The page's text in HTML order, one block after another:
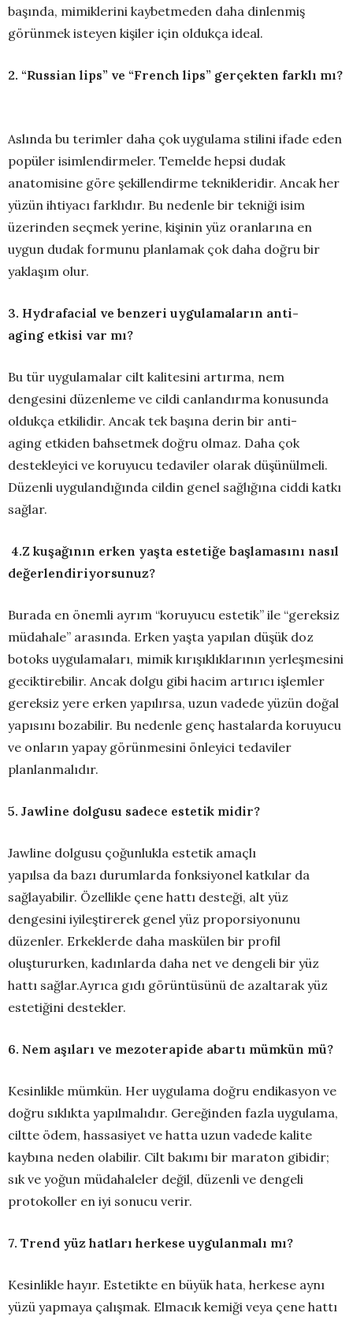
başında, mimiklerini kaybetmeden daha dinlenmiş
görünmek isteyen kişiler için oldukça ideal.
2. “Russian lips” ve “French lips” gerçekten farklı mı?
Aslında bu terimler daha çok uygulama stilini ifade eden
popüler isimlendirmeler. Temelde hepsi dudak
anatomisine göre şekillendirme teknikleridir. Ancak her
yüzün ihtiyacı farklıdır. Bu nedenle bir tekniği isim
üzerinden seçmek yerine, kişinin yüz oranlarına en
uygun dudak formunu planlamak çok daha doğru bir
yaklaşım olur.
3. Hydrafacial ve benzeri uygulamaların anti-
aging etkisi var mı?
Bu tür uygulamalar cilt kalitesini artırma, nem
dengesini düzenleme ve cildi canlandırma konusunda
oldukça etkilidir. Ancak tek başına derin bir anti-
aging etkiden bahsetmek doğru olmaz. Daha çok
destekleyici ve koruyucu tedaviler olarak düşünülmeli.
Düzenli uygulandığında cildin genel sağlığına ciddi katkı
sağlar.
4.Z kuşağının erken yaşta estetiğe başlamasını nasıl
değerlendiriyorsunuz?
Burada en önemli ayrım “koruyucu estetik” ile “gereksiz
müdahale” arasında. Erken yaşta yapılan düşük doz
botoks uygulamaları, mimik kırışıklıklarının yerleşmesini
geciktirebilir. Ancak dolgu gibi hacim artırıcı işlemler
gereksiz yere erken yapılırsa, uzun vadede yüzün doğal
yapısını bozabilir. Bu nedenle genç hastalarda koruyucu
ve onların yapay görünmesini önleyici tedaviler
planlanmalıdır.
5. Jawline dolgusu sadece estetik midir?
Jawline dolgusu çoğunlukla estetik amaçlı
yapılsa da bazı durumlarda fonksiyonel katkılar da
sağlayabilir. Özellikle çene hattı desteği, alt yüz
dengesini iyileştirerek genel yüz proporsiyonunu
düzenler. Erkeklerde daha maskülen bir profil
oluştururken, kadınlarda daha net ve dengeli bir yüz
hattı sağlar.Ayrıca gıdı görüntüsünü de azaltarak yüz
estetiğini destekler.
6. Nem aşıları ve mezoterapide abartı mümkün mü?
Kesinlikle mümkün. Her uygulama doğru endikasyon ve
doğru sıklıkta yapılmalıdır. Gereğinden fazla uygulama,
ciltte ödem, hassasiyet ve hatta uzun vadede kalite
kaybına neden olabilir. Cilt bakımı bir maraton gibidir;
sık ve yoğun müdahaleler değil, düzenli ve dengeli
protokoller en iyi sonucu verir.
7. Trend yüz hatları herkese uygulanmalı mı?
Kesinlikle hayır. Estetikte en büyük hata, herkese aynı
yüzü yapmaya çalışmak. Elmacık kemiği veya çene hattı